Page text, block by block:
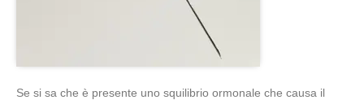
Se si sa che è presente uno squilibrio ormonale che causa il